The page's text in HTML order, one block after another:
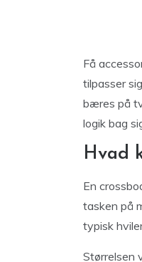
Få
tilpasser
bæres på
logik bag
Hvad
En
tasken på
typisk
Størrelsen